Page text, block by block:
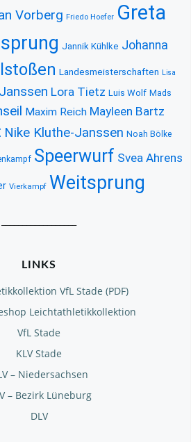
Vorberg Friedo Hoefer Greta
Jannik Kühlke Johanna
Landesmeisterschaften Lisa
Lora Tietz Luis Wolf Mads
Maxim Reich Mayleen Bartz
Nike Kluthe-Janssen Noah Bölke
Speerwurf Svea Ahrens
Vierkampf Weitsprung
LINKS
VfL Stade (PDF)
Leichtathletikkollektion
VfL Stade
KLV Stade
– Niedersachsen
– Bezirk Lüneburg
DLV